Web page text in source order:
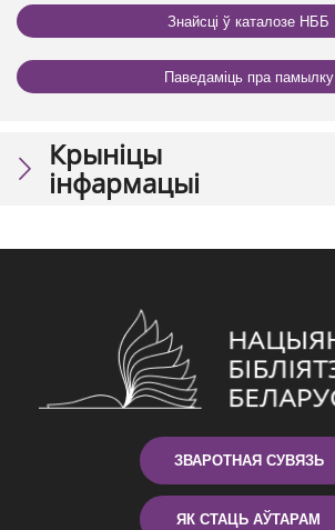
Знайсці ў каталозе НББ
Паведаміць пра памылку
Крыніцы
інфармацыі
ЗВАРОТНАЯ СУВЯЗЬ
ЯК СТАЦЬ АЎТАРАМ